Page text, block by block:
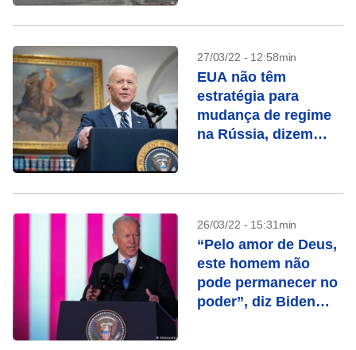
27/03/22 - 12:58min
EUA não têm
estratégia para
mudança de regime
na Rússia, dizem
26/03/22 - 15:31min
“Pelo amor de Deus,
este homem não
pode permanecer no
poder”, diz Biden